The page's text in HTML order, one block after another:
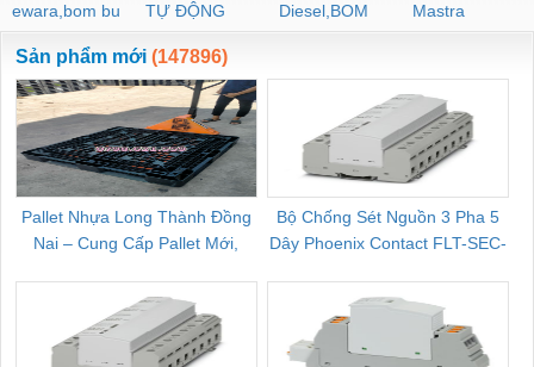
ewara,bom bu
ewara
TỰ ĐỘNG
Diesel,BOM
CHUA CHAY
Mastra
Sản phẩm mới (147896)
Pallet Nhựa Long Thành Đồng
Nai – Cung Cấp Pallet Mới,
Bộ Chống Sét Nguồn 3 Pha 5
Dây Phoenix Contact FLT-SEC-